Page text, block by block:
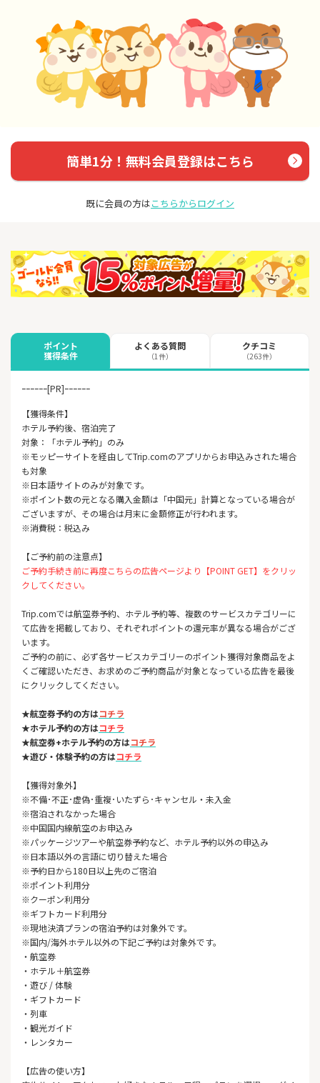
簡単1分！無料会員登録はこちら
既に会員の方はこちらからログイン
ポイント
獲得条件
よくある質問
（1件）
クチコミ
（263件）
ｰｰｰｰｰｰ[PR]ｰｰｰｰｰｰ
【獲得条件】
ホテル予約後、宿泊完了
対象：「ホテル予約」のみ
※モッピーサイトを経由してTrip.comのアプリからお申込みされた場合
も対象
※日本語サイトのみが対象です。
※ポイント数の元となる購入金額は「中国元」計算となっている場合が
ございますが、その場合は月末に金額修正が行われます。
※消費税：税込み
【ご予約前の注意点】
ご予約手続き前に再度こちらの広告ページより【POINT GET】をクリッ
クしてください。
Trip.comでは航空券予約、ホテル予約等、複数のサービスカテゴリーに
て広告を掲載しており、それぞれポイントの還元率が異なる場合がござ
います。
ご予約の前に、必ず各サービスカテゴリーのポイント獲得対象商品をよ
くご確認いただき、お求めのご予約商品が対象となっている広告を最後
にクリックしてください。
★航空券予約の方はコチラ
★ホテル予約の方はコチラ
★航空券+ホテル予約の方はコチラ
★遊び・体験予約の方はコチラ
【獲得対象外】
※不備･不正･虚偽･重複･いたずら･キャンセル・未入金
※宿泊されなかった場合
※中国国内線航空のお申込み
※パッケージツアーや航空券予約など、ホテル予約以外の申込み
※日本語以外の言語に切り替えた場合
※予約日から180日以上先のご宿泊
※ポイント利用分
※クーポン利用分
※ギフトカード利用分
※現地決済プランの宿泊予約は対象外です。
※国内/海外ホテル以外の下記ご予約は対象外です。
・航空券
・ホテル＋航空券
・遊び / 体験
・ギフトカード
・列車
・観光ガイド
・レンタカー
【広告の使い方】